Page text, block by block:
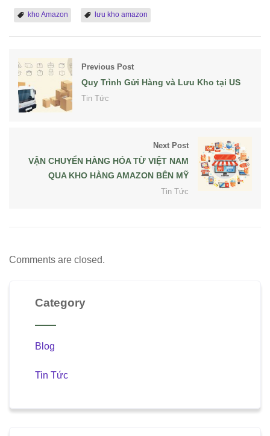
kho Amazon lưu kho amazon
Previous Post
Quy Trình Gửi Hàng và Lưu Kho tại US
Tin Tức
Next Post
VẬN CHUYỂN HÀNG HÓA TỪ VIỆT NAM
QUA KHO HÀNG AMAZON BÊN MỸ
Tin Tức
Comments are closed.
Category
Blog
Tin Tức